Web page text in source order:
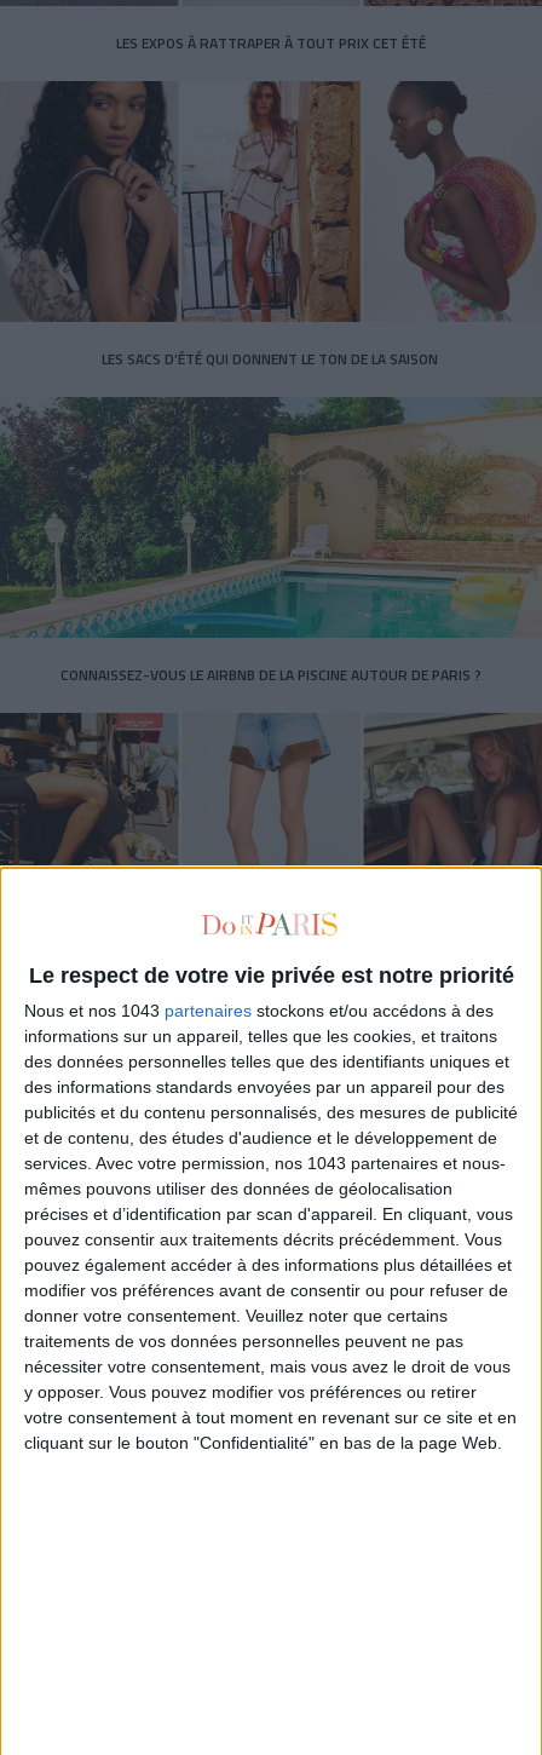
Le respect de votre vie privée est notre priorité
Nous et nos 1043 partenaires stockons et/ou accédons à des
informations sur un appareil, telles que les cookies, et traitons
des données personnelles telles que des identifiants uniques et
des informations standards envoyées par un appareil pour des
publicités et du contenu personnalisés, des mesures de publicité
et de contenu, des études d'audience et le développement de
services. Avec votre permission, nos 1043 partenaires et nous-
mêmes pouvons utiliser des données de géolocalisation
précises et d’identification par scan d'appareil. En cliquant, vous
pouvez consentir aux traitements décrits précédemment. Vous
pouvez également accéder à des informations plus détaillées et
modifier vos préférences avant de consentir ou pour refuser de
donner votre consentement. Veuillez noter que certains
traitements de vos données personnelles peuvent ne pas
nécessiter votre consentement, mais vous avez le droit de vous
y opposer. Vous pouvez modifier vos préférences ou retirer
votre consentement à tout moment en revenant sur ce site et en
cliquant sur le bouton "Confidentialité" en bas de la page Web.
LES EXPOS À RATTRAPER À TOUT PRIX CET ÉTÉ
LES SACS D’ÉTÉ QUI DONNENT LE TON DE LA SAISON
CONNAISSEZ-VOUS LE AIRBNB DE LA PISCINE AUTOUR DE PARIS ?
LES SNEAKERS STARS DE L’ÉTÉ
Inscrivez-vous à notre newsletter
S'INSCRIRE